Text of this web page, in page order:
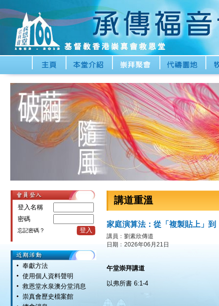
登入名稱
密碼
忘記密碼 ? 登入
奉獻方法
使用個人資料聲明
救恩堂水泉澳分堂消息
崇真會歷史檔案館
講道重溫
家庭演算法：從「複製貼上」到
講員﹕劉素欣傳道
日期﹕2026年06月21日
午堂崇拜講道
以弗所書 6:1-4